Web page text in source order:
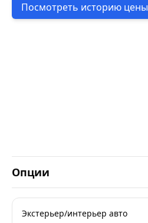
Посмотреть историю цены
Опции
Экстерьер/интерьер авто